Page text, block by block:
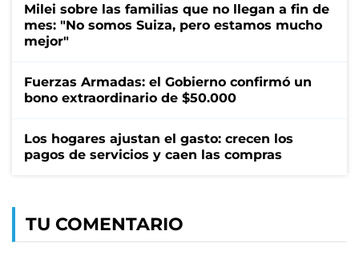
Milei sobre las familias que no llegan a fin de
mes: "No somos Suiza, pero estamos mucho
mejor"
Fuerzas Armadas: el Gobierno confirmó un
bono extraordinario de $50.000
Los hogares ajustan el gasto: crecen los
pagos de servicios y caen las compras
TU COMENTARIO